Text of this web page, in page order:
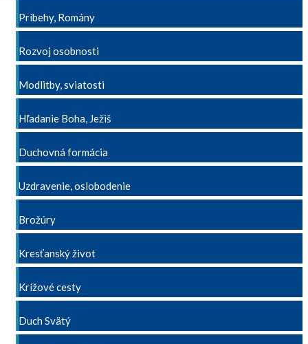
Príbehy, Romány
Rozvoj osobnosti
Modlitby, sviatosti
Hľadanie Boha, Ježiš
Duchovná formácia
Uzdravenie, oslobodenie
Brožúry
Kresťanský život
Krížové cesty
Duch Svätý